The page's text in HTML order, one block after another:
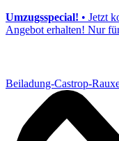
Umzugsspecial! • Jetzt
Angebot erhalten! Nur
Beiladung-Castrop-